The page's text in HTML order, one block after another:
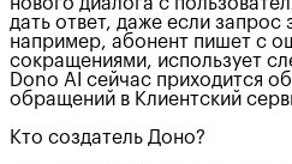
дать ответ, даже если запрос
например, абонент пишет с
сокращениями, использует
Dono AI сейчас приходится
обращений в Клиентский
Кто создатель Доно?